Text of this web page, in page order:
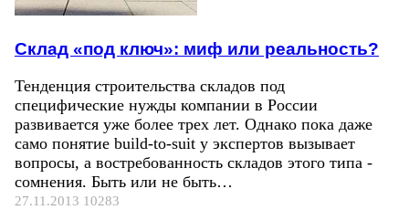
Склад «под ключ»: миф или реальность?
Тенденция строительства складов под
специфические нужды компании в России
развивается уже более трех лет. Однако пока даже
само понятие build-to-suit у экспертов вызывает
вопросы, а востребованность складов этого типа -
сомнения. Быть или не быть…
27.11.2013 10283